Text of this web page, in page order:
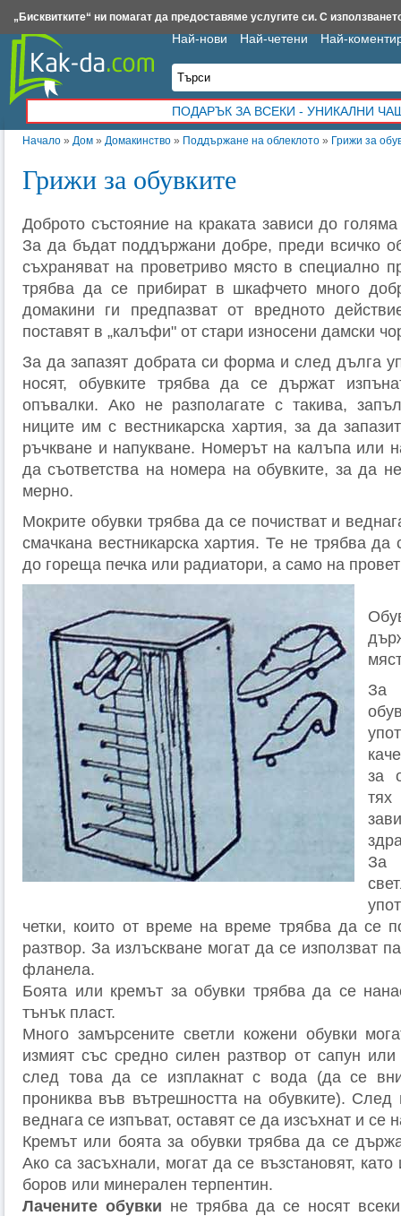
Начало » Дом » Домакинство » Поддържане на облеклото » Грижи за
Грижи за обувките
Доброто състояние на краката зависи до
За да бъдат поддържани добре, преди всичко
съхраняват на проветриво място в специално
трябва да се прибират в шкафчето много
домакини ги предпазват от вредното
поставят в „калъфи" от стари износени дамски
За да запазят добрата си форма и след дълга
носят, обувките трябва да се държат
опъвалки. Ако не разполагате с такива,
ниците им с вестникарска хартия, за да
ръчкване и напукване. Номерът на калъпа или
да съответства на номера на обувките, за да
мерно.
Мокрите обувки трябва да се почистват и
смачкана вестникарска хартия. Те не трябва да
до гореща печка или радиатори, а само на
За
за
За
четки, които от време на време трябва да се
разтвор. За излъскване могат дa се използват
фланела.
Боята или кремът за обувки трябва да се
тънък пласт.
Много замърсените светли кожени обувки
измият със средно силен разтвор от сапун
след това да се изплакнат с вода (да се
прониква във вътрешността на обувките). След
веднага се изпъват, оставят се да изсъхнат и се
Кремът или боята за обувки трябва да се
Ако са засъхнали, могат да се възстановят,
боров или минерален терпентин.
Лачените обувки не трябва да се носят
Най-нови Най-четени Най-
ПОДАРЪК ЗА ВСЕКИ - УНИКАЛНИ
Insert.bg Framar.bg Kak-da.com Iztochnik.com BauBau.bg NewAge.bg
„Бисквитките“ ни помагат да предоставяме услугите си. С